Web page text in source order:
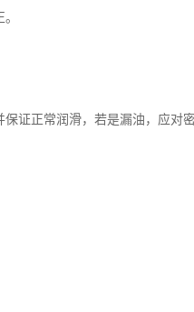
正常润滑，若是漏油，应对